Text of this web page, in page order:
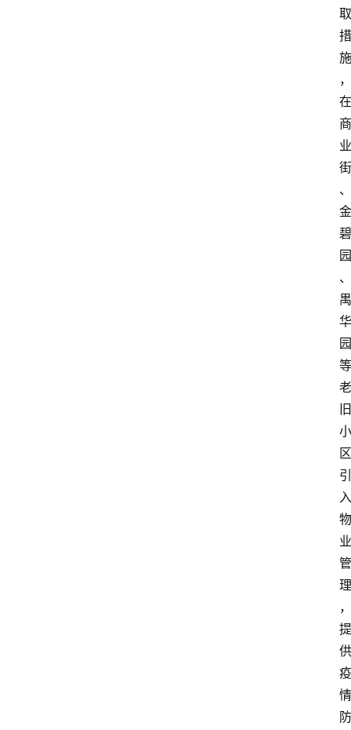
取
措
施
，
在
商
业
街
、
金
碧
园
、
禺
华
园
等
老
旧
小
区
引
入
物
业
管
理
，
提
供
疫
情
防